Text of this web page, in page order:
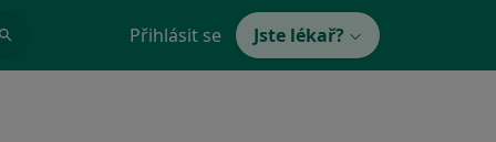
Přihlásit se Jste lékař?